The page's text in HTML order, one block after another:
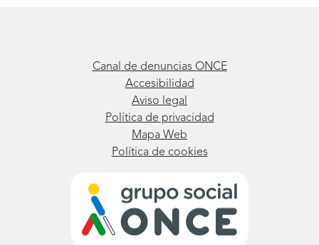
Canal de denuncias ONCE
Accesibilidad
Aviso legal
Política de privacidad
Mapa Web
Política de cookies